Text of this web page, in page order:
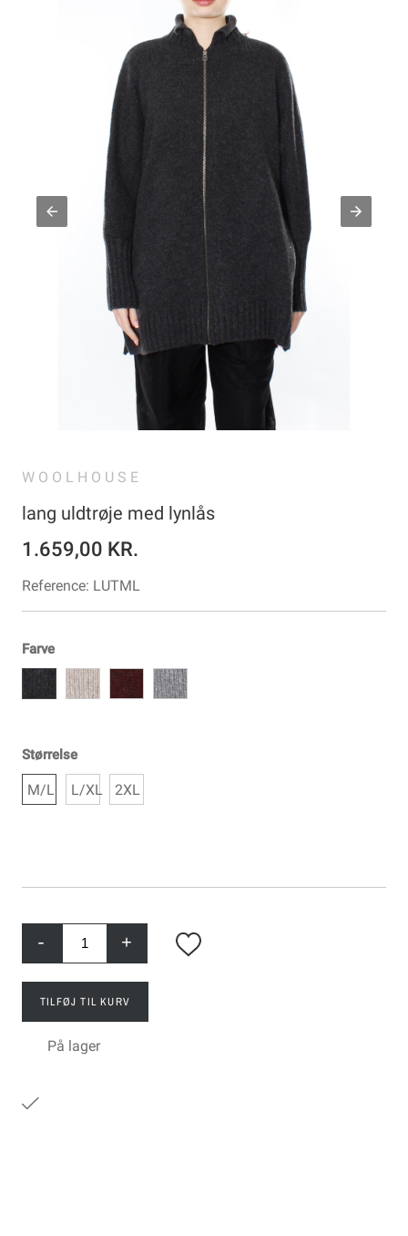
WOOLHOUSE
lang uldtrøje med lynlås
1.659,00 KR.
Reference: LUTML
Farve
Størrelse
M/L L/XL 2XL
- +
TILFØJ TIL KURV
På lager